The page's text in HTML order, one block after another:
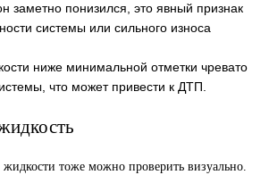
заметно понизился, это явный признак
системы или сильного износа
ниже минимальной отметки чревато
что может привести к ДТП.
тоже можно проверить визуально.